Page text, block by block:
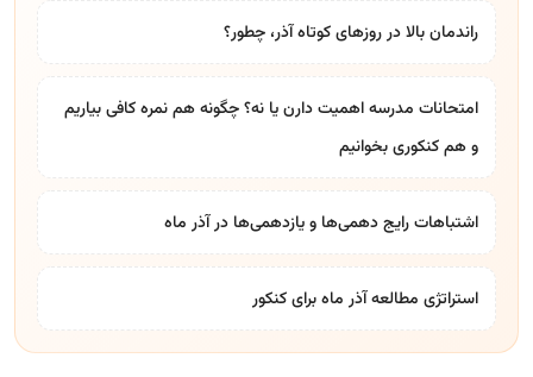
راندمان بالا در روزهای کوتاه آذر، چطور؟
امتحانات مدرسه اهمیت دارن یا نه؟ چگونه هم نمره کافی بیاریم
و هم کنکوری بخوانیم
اشتباهات رایج دهمی‌ها و یازدهمی‌ها در آذر ماه
استراتژی مطالعه آذر ماه برای کنکور